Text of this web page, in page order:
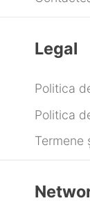
Legal
Politica
Politica
Termene